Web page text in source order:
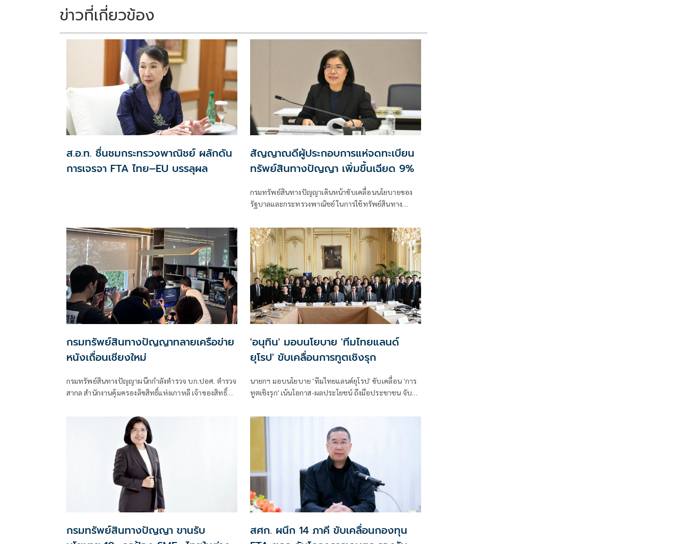
k k
ข่าวที่เกี่ยวข้อง
ส.อ.ท. ชื่นชมกระทรวงพาณิชย์ ผลักดัน
การเจรจา FTA ไทย–EU บรรลุผล
สัญญาณดีผู้ประกอบการแห่จดทะเบียน
ทรัพย์สินทางปัญญา เพิ่มขึ้นเฉียด 9%
กรมทรัพย์สินทางปัญญาเดินหน้าขับเคลื่อนนโยบายของ
รัฐบาลและกระทรวงพาณิชย์ ในการใช้ทรัพย์สินทาง
รองนายกรัฐมนตรีและรัฐมนตรีว่าการกระทรวงพาณิชย์
(นางศุภจี สุธรรมพันธุ์) ได้มอบหมายให้กรมฯ เร่งยกระดับ
ระบบคุ้มครองทรัพย์สินทางปัญญา เพื่อสนับสนุนการ
สร้างมูลค่าเพิ่มจากนวัตกรรมและความคิดสร้างสรรค์ของผู้
ประกอบการไทย ซึ่งสะท้อนผลสำเร็จผ่านสถิติการยื่น
คำขอและการจดทะเบียนทรัพย์สินทางปัญญาที่ขยายตัว
ต่อเนื่อ
กรมทรัพย์สินทางปัญญาทลายเครือข่าย
หนังเถื่อนเชียงใหม่
กรมทรัพย์สินทางปัญญาผนึกกำลังตำรวจ บก.ปอศ. ตำรวจ
สากล สำนักงานคุ้มครองลิขสิทธิ์แห่งเกาหลี เจ้าของสิทธิ์
เพียบ พร้อมส่งตัวผู้กระทำผิดดำเนินคดีตามกฎหมายทันที
ย้ำเดินหน้าจัดการต่อเนื่อง รวมถึงการถ่ายทอดสดฟุตบอล
'อนุทิน' มอบนโยบาย 'ทีมไทยแลนด์
ยุโรป' ขับเคลื่อนการทูตเชิงรุก
นายกฯ มอบนโยบาย 'ทีมไทยแลนด์ยุโรป' ขับเคลื่อน 'การ
ทูตเชิงรุก' เน้นโอกาส-ผลประโยชน์ ถึงมือประชาชน จับมือ
กรมทรัพย์สินทางปัญญา ขานรับ
สศก. ผนึก 14 ภาคี ขับเคลื่อนกองทุน